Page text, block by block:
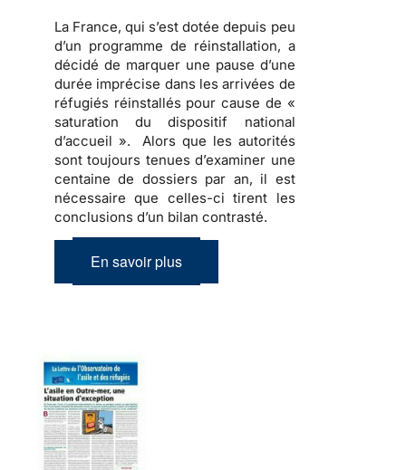
La France, qui s’est dotée depuis peu
d’un programme de réinstallation, a
décidé de marquer une pause d’une
durée imprécise dans les arrivées de
réfugiés réinstallés pour cause de «
saturation du dispositif national
d’accueil ». Alors que les autorités
sont toujours tenues d’examiner une
centaine de dossiers par an, il est
nécessaire que celles-ci tirent les
conclusions d’un bilan contrasté.
En savoir plus